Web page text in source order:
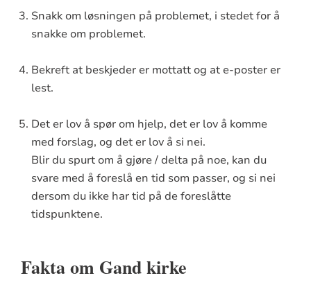
Snakk om løsningen på problemet, i stedet for å
snakke om problemet.
Bekreft at beskjeder er mottatt og at e-poster er
lest.
Det er lov å spør om hjelp, det er lov å komme
med forslag, og det er lov å si nei.
Blir du spurt om å gjøre / delta på noe, kan du
svare med å foreslå en tid som passer, og si nei
dersom du ikke har tid på de foreslåtte
tidspunktene.
Fakta om Gand kirke